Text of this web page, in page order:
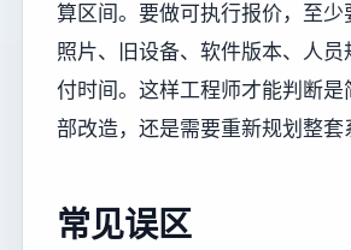
算区间。要做可执行报价，至少
照片、旧设备、软件版本、人员
付时间。这样工程师才能判断是
部改造，还是需要重新规划整套
常见误区